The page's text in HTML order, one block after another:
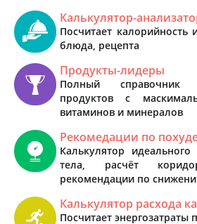
Калькулятор-
Посчитает калорийность
блюда, рецепта
Продукты-лидеры
Полный справочник
продуктов с
витаминов и минералов
Рекомедации по
Калькулятор
тела, расчёт
рекомендации по
Калькулятор расхода
Посчитает